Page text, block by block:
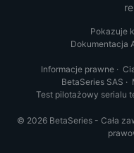
Pokazuje
Dokumentacja
Informacje prawne·
BetaSeries SAS ·
Test pilotażowy serialu
© 2026 BetaSeries - Cała